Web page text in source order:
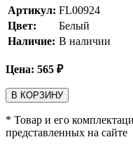
Артикул: FL00924
Цвет:
Белый
Наличие: В наличии
Цена: 565 ₽
В КОРЗИНУ
* Товар и его
представленных на сайте